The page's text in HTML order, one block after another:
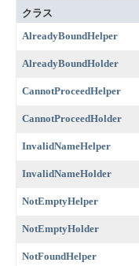
クラス
AlreadyBoundHelper
AlreadyBoundHolder
CannotProceedHelper
CannotProceedHolder
InvalidNameHelper
InvalidNameHolder
NotEmptyHelper
NotEmptyHolder
NotFoundHelper